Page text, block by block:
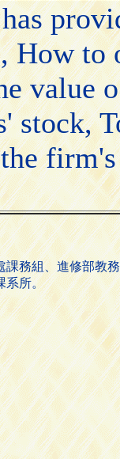
How to
value
stock,
務組、進修部教
系所。